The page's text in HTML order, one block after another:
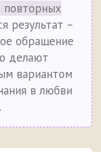
повторных
результат –
обращение
делают
вариантом
в любви